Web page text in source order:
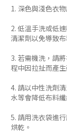
1. 深色與淺色衣
2. 低溫手洗或低
清潔劑以免導致布
3. 若需機洗，請
程中因拉扯而產
4. 請以中性洗劑
水等會降低布料
5. 請用洗衣袋進
烘乾。